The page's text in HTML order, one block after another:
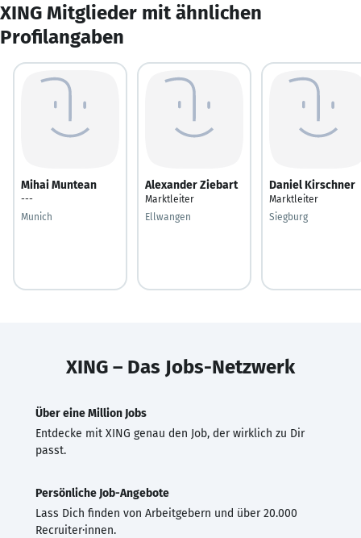
XING Mitglieder mit ähnlichen
Profilangaben
Mihai Muntean
---
Munich
Alexander Ziebart
Marktleiter
Ellwangen
Daniel Kirschner
Marktleiter
Siegburg
XING – Das Jobs-Netzwerk
Über eine Million Jobs
Entdecke mit XING genau den Job, der wirklich zu Dir
passt.
Persönliche Job-Angebote
Lass Dich finden von Arbeitgebern und über 20.000
Recruiter·innen.